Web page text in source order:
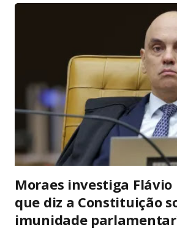
Series S massacra: 1440p/120fps, SSD
com centenas de AAA (Forza, Starfield,
proof pra 2026. O Switch 1 roda em
handheld e o OLED melhora a tela
pretos profundos – mas gráficos de
Switch é portátil de verdade: você joga
na cama. Series S é só TV. Se você quer
Scarlet/Violet, Zelda Tears of the Kingd...
Moraes investiga Flávio
que diz a Constituição
imunidade